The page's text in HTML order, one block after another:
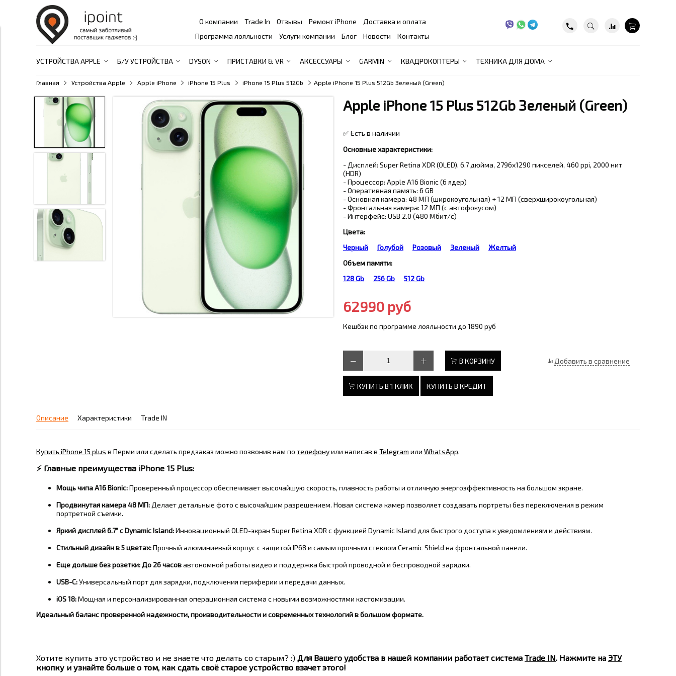
О компании Trade In Отзывы Ремонт iPhone
Доставка и оплата
Программа лояльности
Услуги компании Блог Новости Контакты
УСТРОЙСТВА APPLE Б/У УСТРОЙСТВА DYSON ПРИСТАВКИ & VR АКСЕССУАРЫ GARMIN КВАДРОКОПТЕРЫ ТЕХНИКА ДЛЯ ДОМА
Главная Устройства Apple Apple iPhone iPhone 15 Plus iPhone 15 Plus 512Gb Apple iPhone 15 Plus 512Gb Зеленый (Green)
Apple iPhone 15 Plus 512Gb Зеленый (Green)
✅ Есть в наличии
Основные характеристики:
- Дисплей: Super Retina XDR (OLED), 6,7 дюйма, 2796x1290 пикселей, 460 ppi, 2000 нит
(HDR)
- Процессор: Apple A16 Bionic (6 ядер)
- Оперативная память: 6 GB
- Основная камера: 48 МП (широкоугольная) + 12 МП (сверхширокоугольная)
- Фронтальная камера: 12 МП (с автофокусом)
- Интерфейс: USB 2.0 (480 Мбит/с)
Цвета:
Черный
Голубой Розовый Зеленый
Желтый
Объем памяти:
128 Gb
256 Gb 512 Gb
62990 руб
Кешбэк по программе лояльности до 1890 руб
В КОРЗИНУ Добавить в сравнение
КУПИТЬ В 1 КЛИК КУПИТЬ В КРЕДИТ
Описание Характеристики Trade IN
Купить iPhone 15 plus в Перми или сделать предзаказ можно позвонив нам по телефонуили написав в Telegram или WhatsApp.
⚡️ Главные преимущества iPhone 15 Plus:
Мощь чипа A16 Bionic:Проверенный процессор обеспечивает высочайшую скорость, плавность работы и отличную энергоэффективность на большом экране.
Продвинутая камера 48 МП: Делает детальные фото с высочайшим разрешением. Новая система камер позволяет создавать портреты без переключения в режим
портретной съемки.
Яркий дисплей 6.7" с Dynamic Island:Инновационный OLED-экран Super Retina XDR с функцией Dynamic Island для быстрого доступа к уведомлениям и действиям.
Стильный дизайн в 5 цветах:Прочный алюминиевый корпус с защитой IP68 и самым прочным стеклом Ceramic Shield на фронтальной панели.
Еще дольше без розетки:До 26 часовавтономной работы видео и поддержка быстрой проводной и беспроводной зарядки.
USB-C:Универсальный порт для зарядки, подключения периферии и передачи данных.
iOS 18:Мощная и персонализированная операционная система с новыми возможностями кастомизации.
Идеальный баланс проверенной надежности, производительности и современных технологий в большом формате.
Хотите купить это устройство и не знаете что делать со старым? :) Для Вашего удобства в нашей компании работает система Trade IN. Нажмите на ЭТУ
кнопку и узнайте больше о том, как сдать своё старое устройство взачет этого!